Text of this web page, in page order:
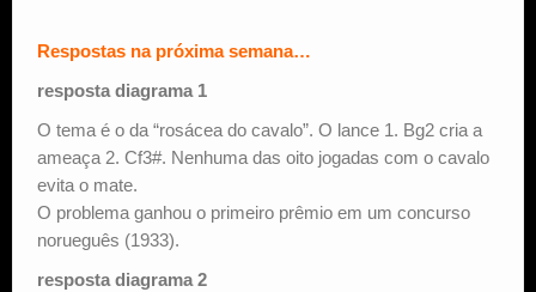
Respostas na próxima semana…
resposta diagrama 1
O tema é o da “rosácea do cavalo”. O lance 1. Bg2 cria a
ameaça 2. Cf3#. Nenhuma das oito jogadas com o cavalo
evita o mate.
O problema ganhou o primeiro prêmio em um concurso
norueguês (1933).
resposta diagrama 2